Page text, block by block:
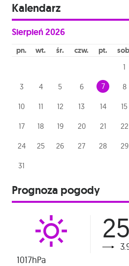
Kalendarz
Sierpień2026
pn wt śr czw pt sob
1
3 4 5 6 7 8
10 11 12 13 14 15
17 18 19 20 21 22
24 25 26 27 28 29
31
Prognoza pogody
1017hPa